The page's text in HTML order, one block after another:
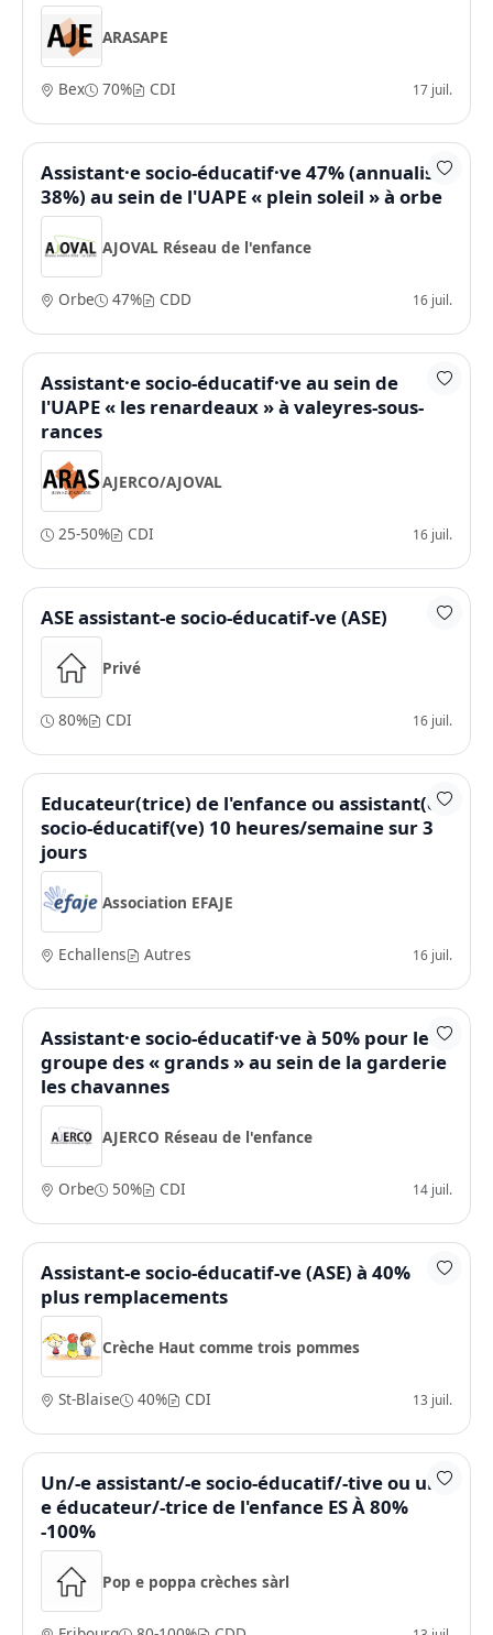
ARASAPE
Bex 70% CDI 17 juil.
Assistant·e socio-éducatif·ve 47% (annualisé
38%) au sein de l'UAPE « plein soleil » à orbe
AJOVAL Réseau de l'enfance
Orbe 47% CDD 16 juil.
Assistant·e socio-éducatif·ve au sein de
l'UAPE « les renardeaux » à valeyres-sous-
rances
AJERCO/AJOVAL
25-50% CDI 16 juil.
ASE assistant-e socio-éducatif-ve (ASE)
Privé
80% CDI 16 juil.
Educateur(trice) de l'enfance ou assistant(e)
socio-éducatif(ve) 10 heures/semaine sur 3
jours
Association EFAJE
Echallens Autres 16 juil.
Assistant·e socio-éducatif·ve à 50% pour le
groupe des « grands » au sein de la garderie
les chavannes
AJERCO Réseau de l'enfance
Orbe 50% CDI 14 juil.
Assistant-e socio-éducatif-ve (ASE) à 40%
plus remplacements
Crèche Haut comme trois pommes
St-Blaise 40% CDI 13 juil.
Un/-e assistant/-e socio-éducatif/-tive ou un/-
e éducateur/-trice de l'enfance ES À 80%
-100%
Pop e poppa crèches sàrl